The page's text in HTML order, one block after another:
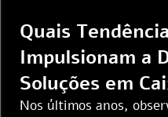
Quais
Impulsionam a
Soluções em
Nos últimos anos,